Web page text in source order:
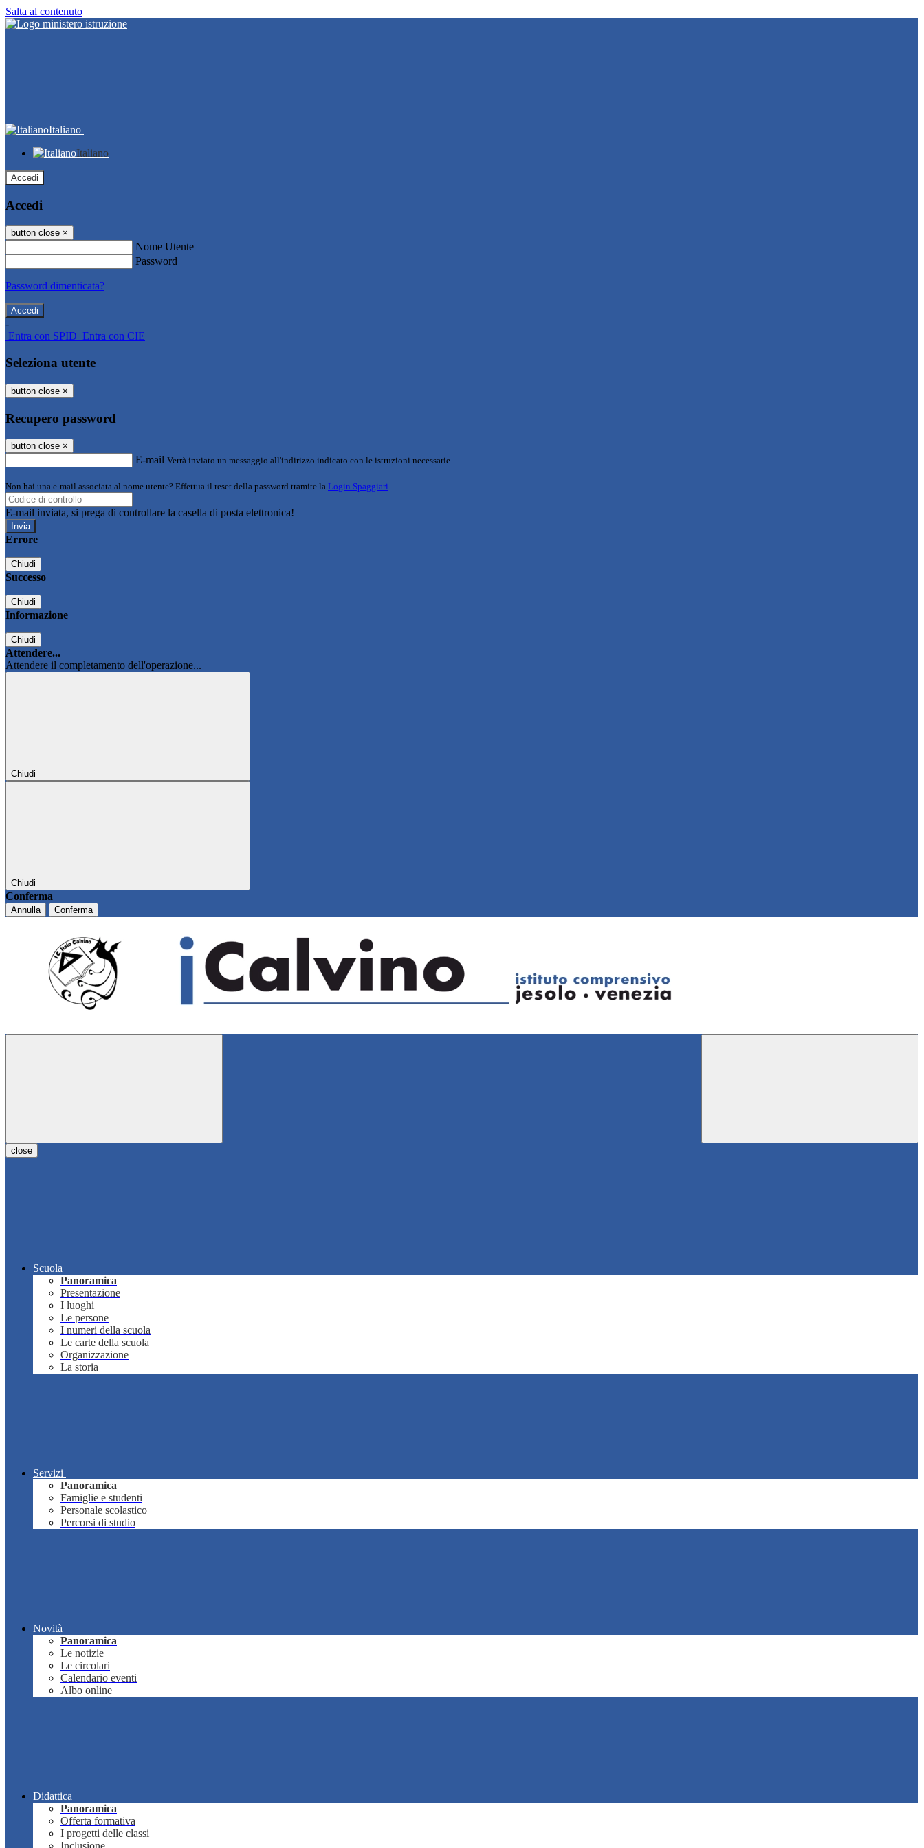
Salta al contenuto
Italiano
Italiano
Accedi
Accedi
button close ×
Nome Utente
Password
Password dimenticata?
-
Entra con SPID Entra con CIE
Seleziona utente
button close ×
Recupero password
button close ×
E-mail Verrà inviato un messaggio all'indirizzo indicato con le istruzioni necessarie.
Non hai una e-mail associata al nome utente? Effettua il reset della password tramite la Login Spaggiari
E-mail inviata, si prega di controllare la casella di posta elettronica!
Errore
Chiudi
Successo
Chiudi
Informazione
Chiudi
Attendere...
Attendere il completamento dell'operazione...
Chiudi
Chiudi
Conferma
Annulla Conferma
close
Scuola
Panoramica
Presentazione
I luoghi
Le persone
I numeri della scuola
Le carte della scuola
Organizzazione
La storia
Servizi
Panoramica
Famiglie e studenti
Personale scolastico
Percorsi di studio
Novità
Panoramica
Le notizie
Le circolari
Calendario eventi
Albo online
Didattica
Panoramica
Offerta formativa
I progetti delle classi